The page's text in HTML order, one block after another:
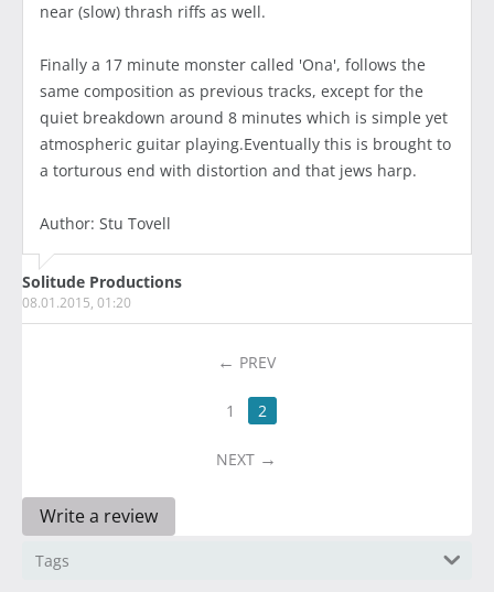
near (slow) thrash riffs as well.
Finally a 17 minute monster called 'Ona', follows the
same composition as previous tracks, except for the
quiet breakdown around 8 minutes which is simple yet
atmospheric guitar playing.Eventually this is brought to
a torturous end with distortion and that jews harp.
Author: Stu Tovell
Solitude Productions
08.01.2015, 01:20
PREV
1 2
NEXT
Write a review
Tags